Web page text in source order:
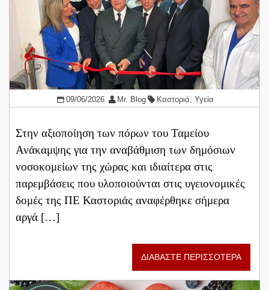
09/06/2026 Mr. Blog Καστοριά,Υγεία
Στην αξιοποίηση των πόρων του Ταμείου
Ανάκαμψης για την αναβάθμιση των δημόσιων
νοσοκομείων της χώρας και ιδιαίτερα στις
παρεμβάσεις που υλοποιούνται στις υγειονομικές
δομές της ΠΕ Καστοριάς αναφέρθηκε σήμερα
αργά […]
ΔΙΑΒΑΣΤΕ ΠΕΡΙΣΣΟΤΕΡΑ